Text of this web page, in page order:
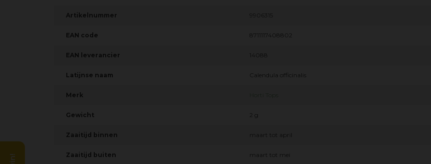
Artikelnummer 9906315
EAN code 8711117408802
EAN leverancier 14088
Latijnse naam Calendula officinalis
Merk
Gewicht 2 g
Zaaitijd binnen maart tot april
Zaaitijd buiten maart tot mei